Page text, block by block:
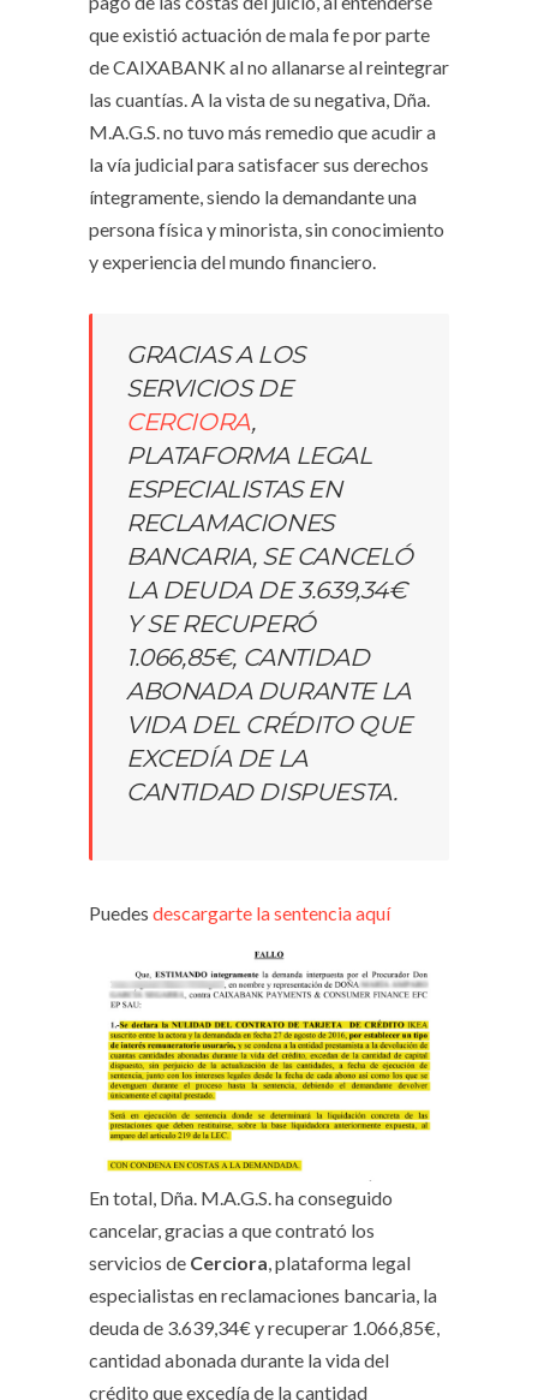
que existió actuación de mala fe por parte
de CAIXABANK al no allanarse al reintegrar
las cuantías. A la vista de su negativa, Dña.
M.A.G.S. no tuvo más remedio que acudir a
la vía judicial para satisfacer sus derechos
íntegramente, siendo la demandante una
persona física y minorista, sin conocimiento
y experiencia del mundo financiero.
GRACIAS A LOS
SERVICIOS DE
CERCIORA,
PLATAFORMA LEGAL
ESPECIALISTAS EN
RECLAMACIONES
BANCARIA, SE CANCELÓ
LA DEUDA DE 3.639,34€
Y SE RECUPERÓ
1.066,85€, CANTIDAD
ABONADA DURANTE LA
VIDA DEL CRÉDITO QUE
EXCEDÍA DE LA
CANTIDAD DISPUESTA.
Puedes descargarte la sentencia aquí
En total, Dña. M.A.G.S. ha conseguido
cancelar, gracias a que contrató los
servicios de Cerciora , plataforma legal
especialistas en reclamaciones bancaria, la
deuda de 3.639,34€ y recuperar 1.066,85€,
cantidad abonada durante la vida del
crédito que excedía de la cantidad